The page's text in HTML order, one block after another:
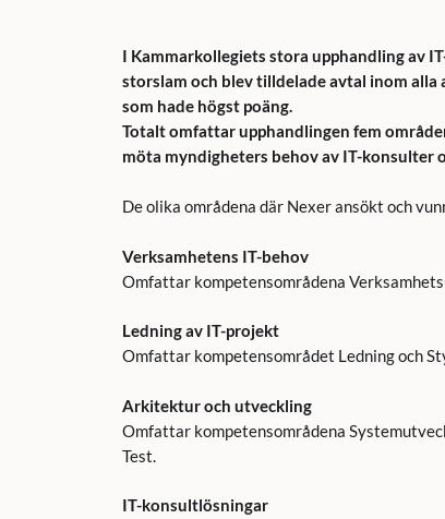
I Kammarkollegiets stora upphandling av
storslam och blev tilldelade avtal inom alla
som hade högst poäng.
Totalt omfattar upphandlingen fem
möta myndigheters behov av IT-konsulter
De olika områdena där Nexer ansökt och
Verksamhetens IT-behov
Omfattar kompetensområdena
Ledning av IT-projekt
Omfattar kompetensområdet Ledning och
Arkitektur och utveckling
Omfattar kompetensområdena
Test.
IT-konsultlösningar